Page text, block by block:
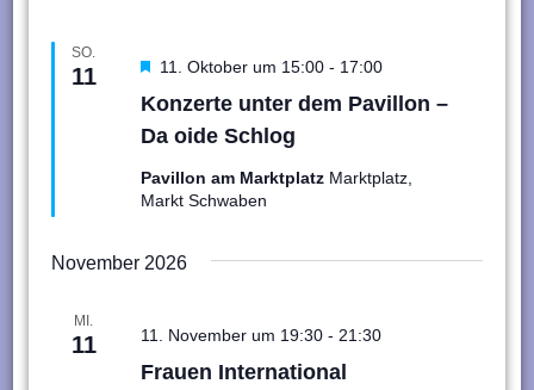
SO.
11
Konzerte unter dem Pavillon –
Da oide Schlog
Hervorgehoben
11. Oktober um 15:00 - 17:00
Pavillon am Marktplatz Marktplatz,
Markt Schwaben
November 2026
MI.
11
Frauen International
11. November um 19:30 - 21:30